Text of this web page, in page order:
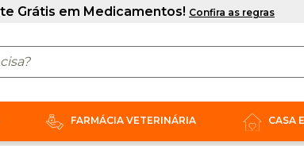
FARMÁCIA VETERINÁRIA CASA